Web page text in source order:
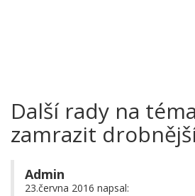
Další rady na
zamrazit
Admin
23.června 2016 napsal: